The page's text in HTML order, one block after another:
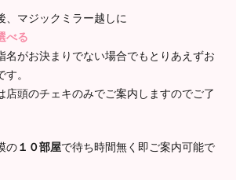
、マジックミラー越しに
べる
名がお決まりでない場合でもとりあえずお
。
頭のチェキのみでご案内しますのでご了
の１０部屋で待ち時間無く即ご案内可能で